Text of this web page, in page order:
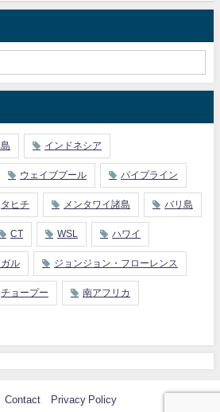
インドネシア
ウェイブプール パイプライン
タヒチ メンタワイ諸島 バリ島
CT WSL ハワイ
ル ジョンジョン・フローレンス
チョープー 南アフリカ
Contact Privacy Policy